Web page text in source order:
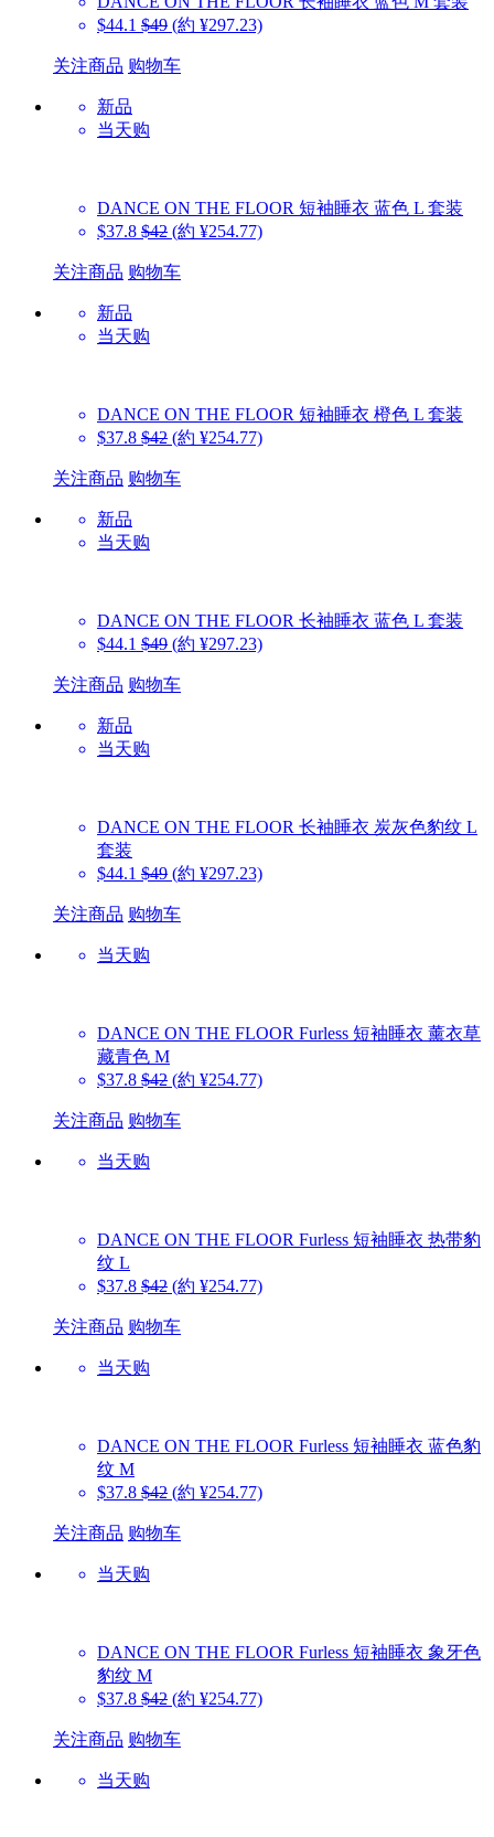
$44.1 $49 (約 ¥297.23)
关注商品 购物车
新品
当天购
DANCE ON THE FLOOR 短袖睡衣 蓝色 L 套装
$37.8 $42 (約 ¥254.77)
关注商品 购物车
新品
当天购
DANCE ON THE FLOOR 短袖睡衣 橙色 L 套装
$37.8 $42 (約 ¥254.77)
关注商品 购物车
新品
当天购
DANCE ON THE FLOOR 长袖睡衣 蓝色 L 套装
$44.1 $49 (約 ¥297.23)
关注商品 购物车
新品
当天购
DANCE ON THE FLOOR 长袖睡衣 炭灰色豹纹 L
套装
$44.1 $49 (約 ¥297.23)
关注商品 购物车
当天购
DANCE ON THE FLOOR Furless 短袖睡衣 薰衣草
藏青色 M
$37.8 $42 (約 ¥254.77)
关注商品 购物车
当天购
DANCE ON THE FLOOR Furless 短袖睡衣 热带豹
纹 L
$37.8 $42 (約 ¥254.77)
关注商品 购物车
当天购
DANCE ON THE FLOOR Furless 短袖睡衣 蓝色豹
纹 M
$37.8 $42 (約 ¥254.77)
关注商品 购物车
当天购
DANCE ON THE FLOOR Furless 短袖睡衣 象牙色
豹纹 M
$37.8 $42 (約 ¥254.77)
关注商品 购物车
当天购